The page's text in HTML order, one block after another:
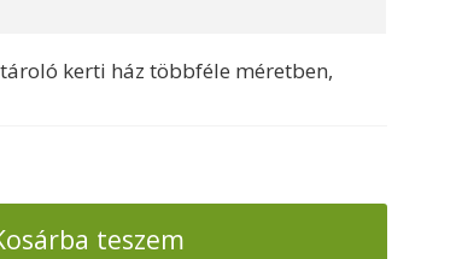
kerti ház többféle méretben,
teszem